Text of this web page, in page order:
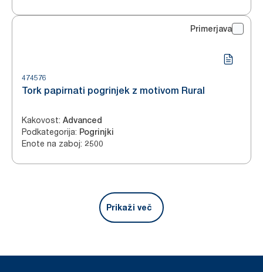
Primerjava
474576
Tork papirnati pogrinjek z motivom Rural
Kakovost: Advanced
Podkategorija: Pogrinjki
Enote na zaboj: 2500
Prikaži več